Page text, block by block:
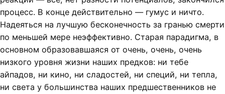
процесс. В конце действительно — гумус и ничто.
Надеяться на лучшую бесконечность за гранью смерти
по меньшей мере неэффективно. Старая парадигма, в
основном образовавшаяся от очень, очень, очень
низкого уровня жизни наших предков: ни тебе
айпадов, ни кино, ни сладостей, ни специй, ни тепла,
ни света у большинства наших предшественников не